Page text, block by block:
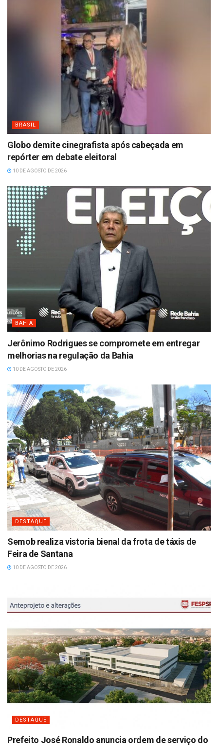
BRASIL
Globo demite cinegrafista após cabeçada em
repórter em debate eleitoral
10 DE AGOSTO DE 2026
BAHIA
Jerônimo Rodrigues se compromete em entregar
melhorias na regulação da Bahia
10 DE AGOSTO DE 2026
DESTAQUE
Semob realiza vistoria bienal da frota de táxis de
Feira de Santana
10 DE AGOSTO DE 2026
DESTAQUE
Prefeito José Ronaldo anuncia ordem de serviço do